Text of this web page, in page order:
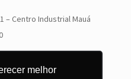
melhor
– Centro Industrial Mauá